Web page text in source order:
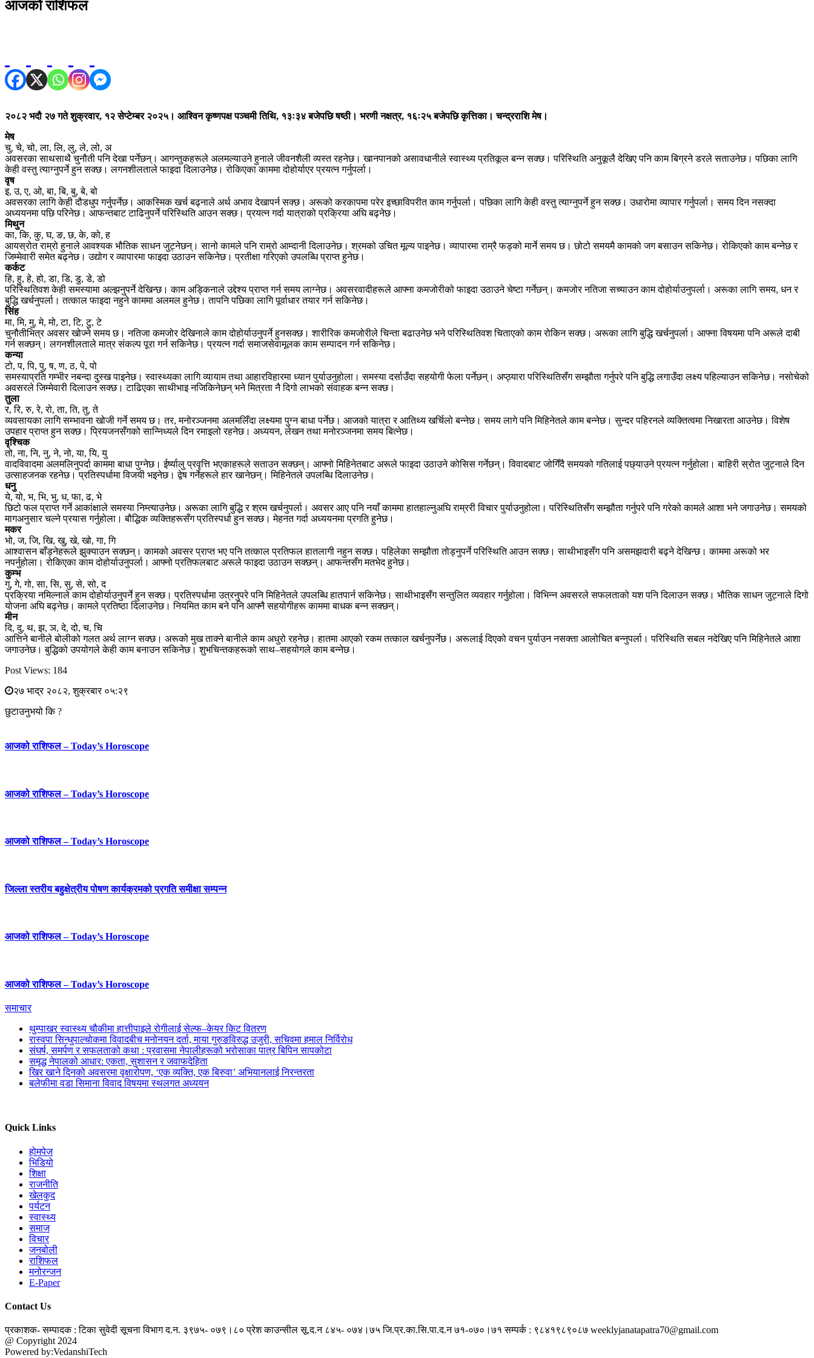
आजको राशिफल
२०८२ भदौ २७ गते शुक्रवार, १२ सेप्टेम्बर २०२५। आश्विन कृष्णपक्ष पञ्चमी तिथि, १३ः३४ बजेपछि षष्ठी। भरणी नक्षत्र, १६ः२५ बजेपछि कृत्तिका। चन्द्रराशि मेष।
मेष
चु, चे, चो, ला, लि, लु, ले, लो, अ
अवसरका साथसाथै चुनौती पनि देखा पर्नेछन्। आगन्तुकहरूले अलमल्याउने हुनाले जीवनशैली व्यस्त रहनेछ। खानपानको असावधानीले स्वास्थ्य प्रतिकूल बन्न सक्छ। परिस्थिति अनुकूलै देखिए पनि काम बिग्रने डरले सताउनेछ। पछिका लागि
केही वस्तु त्याग्नुपर्ने हुन सक्छ। लगनशीलताले फाइदा दिलाउनेछ। रोकिएका काममा दोहोर्याएर प्रयत्न गर्नुपर्ला।
वृष
इ, उ, ए, ओ, बा, बि, बु, बे, बो
अवसरका लागि केही दौडधुप गर्नुपर्नेछ। आकस्मिक खर्च बढ्नाले अर्थ अभाव देखापर्न सक्छ। अरूको करकापमा परेर इच्छाविपरीत काम गर्नुपर्ला। पछिका लागि केही वस्तु त्याग्नुपर्ने हुन सक्छ। उधारोमा व्यापार गर्नुपर्ला। समय दिन नसक्दा
अध्ययनमा पछि परिनेछ। आफन्तबाट टाढिनुपर्ने परिस्थिति आउन सक्छ। प्रयत्न गर्दा यात्राको प्रक्रिया अघि बढ्नेछ।
मिथुन
का, कि, कु, घ, ङ, छ, के, को, ह
आयस्रोत राम्रो हुनाले आवश्यक भौतिक साधन जुट्नेछन्। सानो कामले पनि राम्रो आम्दानी दिलाउनेछ। श्रमको उचित मूल्य पाइनेछ। व्यापारमा राम्रै फड्को मार्ने समय छ। छोटो समयमै कामको जग बसाउन सकिनेछ। रोकिएको काम बन्नेछ र
जिम्मेवारी समेत बढ्नेछ। उद्योग र व्यापारमा फाइदा उठाउन सकिनेछ। प्रतीक्षा गरिएको उपलब्धि प्राप्त हुनेछ।
कर्कट
हि, हु, हे, हो, डा, डि, डु, डे, डो
परिस्थितिवश केही समस्यामा अल्झनुपर्ने देखिन्छ। काम अड्किनाले उद्देश्य प्राप्त गर्न समय लाग्नेछ। अवसरवादीहरूले आफ्ना कमजोरीको फाइदा उठाउने चेष्टा गर्नेछन्। कमजोर नतिजा सच्याउन काम दोहोर्याउनुपर्ला। अरूका लागि समय, धन र
बुद्धि खर्चनुपर्ला। तत्काल फाइदा नहुने काममा अलमल हुनेछ। तापनि पछिका लागि पूर्वाधार तयार गर्न सकिनेछ।
सिंह
मा, मि, मु, मे, मो, टा, टि, टु, टे
चुनौतीभित्र अवसर खोज्ने समय छ। नतिजा कमजोर देखिनाले काम दोहोर्याउनुपर्ने हुनसक्छ। शारीरिक कमजोरीले चिन्ता बढाउनेछ भने परिस्थितिवश चिताएको काम रोकिन सक्छ। अरूका लागि बुद्धि खर्चनुपर्ला। आफ्ना विषयमा पनि अरूले दाबी
गर्न सक्छन्। लगनशीलताले मात्र संकल्प पूरा गर्न सकिनेछ। प्रयत्न गर्दा समाजसेवामूलक काम सम्पादन गर्न सकिनेछ।
कन्या
टो, प, पि, पु, ष, ण, ठ, पे, पो
समस्याप्रति गम्भीर नबन्दा दुस्ख पाइनेछ। स्वास्थ्यका लागि व्यायाम तथा आहारविहारमा ध्यान पुर्याउनुहोला। समस्या दर्साउँदा सहयोगी फेला पर्नेछन्। अप्ठ्यारा परिस्थितिसँग सम्झौता गर्नुपरे पनि बुद्धि लगाउँदा लक्ष्य पहिल्याउन सकिनेछ। नसोचेको
अवसरले जिम्मेवारी दिलाउन सक्छ। टाढिएका साथीभाइ नजिकिनेछन् भने मित्रता नै दिगो लाभको संवाहक बन्न सक्छ।
तुला
र, रि, रु, रे, रो, ता, ति, तु, ते
व्यवसायका लागि सम्भावना खोजी गर्ने समय छ। तर, मनोरञ्जनमा अलमलिँदा लक्ष्यमा पुग्न बाधा पर्नेछ। आजको यात्रा र आतिथ्य खर्चिलो बन्नेछ। समय लागे पनि मिहिनेतले काम बन्नेछ। सुन्दर पहिरनले व्यक्तित्वमा निखारता आउनेछ। विशेष
उपहार प्राप्त हुन सक्छ। प्रियजनसँगको सान्निध्यले दिन रमाइलो रहनेछ। अध्ययन, लेखन तथा मनोरञ्जनमा समय बित्नेछ।
वृश्चिक
तो, ना, नि, नु, ने, नो, या, यि, यु
वादविवादमा अलमलिनुपर्दा काममा बाधा पुग्नेछ। ईर्ष्यालु प्रवृत्ति भएकाहरूले सताउन सक्छन्। आफ्नो मिहिनेतबाट अरूले फाइदा उठाउने कोसिस गर्नेछन्। विवादबाट जोगिँदै समयको गतिलाई पछ्याउने प्रयत्न गर्नुहोला। बाहिरी स्रोत जुट्नाले दिन
उत्साहजनक रहनेछ। प्रतिस्पर्धामा विजयी भइनेछ। द्वेष गर्नेहरूले हार खानेछन्। मिहिनेतले उपलब्धि दिलाउनेछ।
धनु
ये, यो, भ, भि, भु, ध, फा, ढ, भे
छिटो फल प्राप्त गर्ने आकांक्षाले समस्या निम्त्याउनेछ। अरूका लागि बुद्धि र श्रम खर्चनुपर्ला। अवसर आए पनि नयाँ काममा हातहाल्नुअघि राम्ररी विचार पुर्याउनुहोला। परिस्थितिसँग सम्झौता गर्नुपरे पनि गरेको कामले आशा भने जगाउनेछ। समयको
मागअनुसार चल्ने प्रयास गर्नुहोला। बौद्धिक व्यक्तिहरूसँग प्रतिस्पर्धा हुन सक्छ। मेहनत गर्दा अध्ययनमा प्रगति हुनेछ।
मकर
भो, ज, जि, खि, खु, खे, खो, गा, गि
आश्वासन बाँड्नेहरूले झुक्याउन सक्छन्। कामको अवसर प्राप्त भए पनि तत्काल प्रतिफल हातलागी नहुन सक्छ। पहिलेका सम्झौता तोड्नुपर्ने परिस्थिति आउन सक्छ। साथीभाइसँग पनि असमझदारी बढ्ने देखिन्छ। काममा अरूको भर
नपर्नुहोला। रोकिएका काम दोहोर्याउनुपर्ला। आफ्नो प्रतिफलबाट अरूले फाइदा उठाउन सक्छन्। आफन्तसँग मतभेद हुनेछ।
कुम्भ
गु, गे, गो, सा, सि, सु, से, सो, द
प्रक्रिया नमिल्नाले काम दोहोर्याउनुपर्ने हुन सक्छ। प्रतिस्पर्धामा उत्रनुपरे पनि मिहिनेतले उपलब्धि हातपार्न सकिनेछ। साथीभाइसँग सन्तुलित व्यवहार गर्नुहोला। विभिन्न अवसरले सफलताको यश पनि दिलाउन सक्छ। भौतिक साधन जुट्नाले दिगो
योजना अघि बढ्नेछ। कामले प्रतिष्ठा दिलाउनेछ। नियमित काम बने पनि आफ्नै सहयोगीहरू काममा बाधक बन्न सक्छन्।
मीन
दि, दु, थ, झ, ञ, दे, दो, च, चि
आत्तिने बानीले बोलीको गलत अर्थ लाग्न सक्छ। अरूको मुख ताक्ने बानीले काम अधुरो रहनेछ। हातमा आएको रकम तत्काल खर्चनुपर्नेछ। अरूलाई दिएको वचन पुर्याउन नसक्ता आलोचित बन्नुपर्ला। परिस्थिति सबल नदेखिए पनि मिहिनेतले आशा
जगाउनेछ। बुद्धिको उपयोगले केही काम बनाउन सकिनेछ। शुभचिन्तकहरूको साथ–सहयोगले काम बन्नेछ।
Post Views: 184
२७ भाद्र २०८२, शुक्रबार ०५:२९
छुटाउनुभयो कि ?
आजको राशिफल – Today’s Horoscope
आजको राशिफल – Today’s Horoscope
आजको राशिफल – Today’s Horoscope
जिल्ला स्तरीय बहुक्षेत्रीय पोषण कार्यक्रमको प्रगति समीक्षा सम्पन्न
आजको राशिफल – Today’s Horoscope
आजको राशिफल – Today’s Horoscope
समाचार
थुम्पाखर स्वास्थ्य चौकीमा हात्तीपाइले रोगीलाई सेल्फ–केयर किट वितरण
रास्वपा सिन्धुपाल्चोकमा विवादबीच मनोनयन दर्ता, माया गुरुङविरुद्ध उजुरी, सचिवमा हमाल निर्विरोध
संघर्ष, समर्पण र सफलताको कथा : प्रवासमा नेपालीहरूको भरोसाका पात्र बिपिन सापकोटा
समृद्ध नेपालको आधार: एकता, सुशासन र जवाफदेहिता
खिर खाने दिनको अवसरमा वृक्षारोपण, ‘एक व्यक्ति, एक बिरुवा’ अभियानलाई निरन्तरता
बलेफीमा वडा सिमाना विवाद विषयमा स्थलगत अध्ययन
Quick Links
होमपेज
भिडियो
शिक्षा
राजनीति
खेलकुद
पर्यटन
स्वास्थ्य
समाज
विचार
जनबोली
राशिफल
मनोरन्जन
E-Paper
Contact Us
प्रकाशक- सम्पादक : टिका सुवेदी सूचना विभाग द.न. ३९७५- ०७९।८० प्रेश काउन्सील सू.द.न ८४५- ०७४।७५ जि.प्र.का.सि.पा.द.न ७१-०७०।७१ सम्पर्क : ९८४१९८९०८७ weeklyjanatapatra70@gmail.com
@ Copyright 2024
Powered by:VedanshiTech